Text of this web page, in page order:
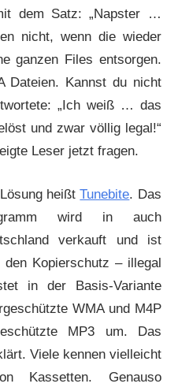
dem Satz: „Napster …
nicht, wenn die wieder
ganzen Files entsorgen.
Dateien. Kannst du nicht
„Ich weiß … das
und zwar völlig legal!“
Leser jetzt fragen.
heißtTunebite. Das
wird in auch
verkauft und ist
Kopierschutz – illegal
in der Basis-Variante
WMA und M4P
MP3 um. Das
Viele kennen vielleicht
Kassetten. Genauso